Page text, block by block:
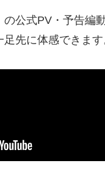
の公式PV・予告
先に体感できます